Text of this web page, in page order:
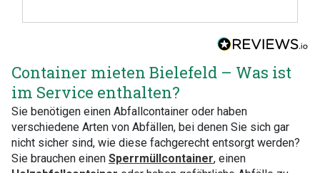
Container mieten Bielefeld – Was ist
im Service enthalten?
Sie benötigen einen Abfallcontainer oder haben
verschiedene Arten von Abfällen, bei denen Sie sich gar
nicht sicher sind, wie diese fachgerecht entsorgt werden?
Sie brauchen einen Sperrmüllcontainer, einen